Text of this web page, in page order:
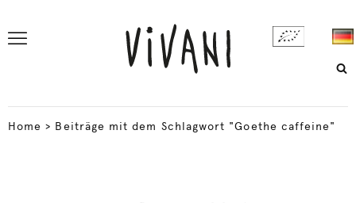
Home > Beiträge mit dem Schlagwort "Goethe caffeine"